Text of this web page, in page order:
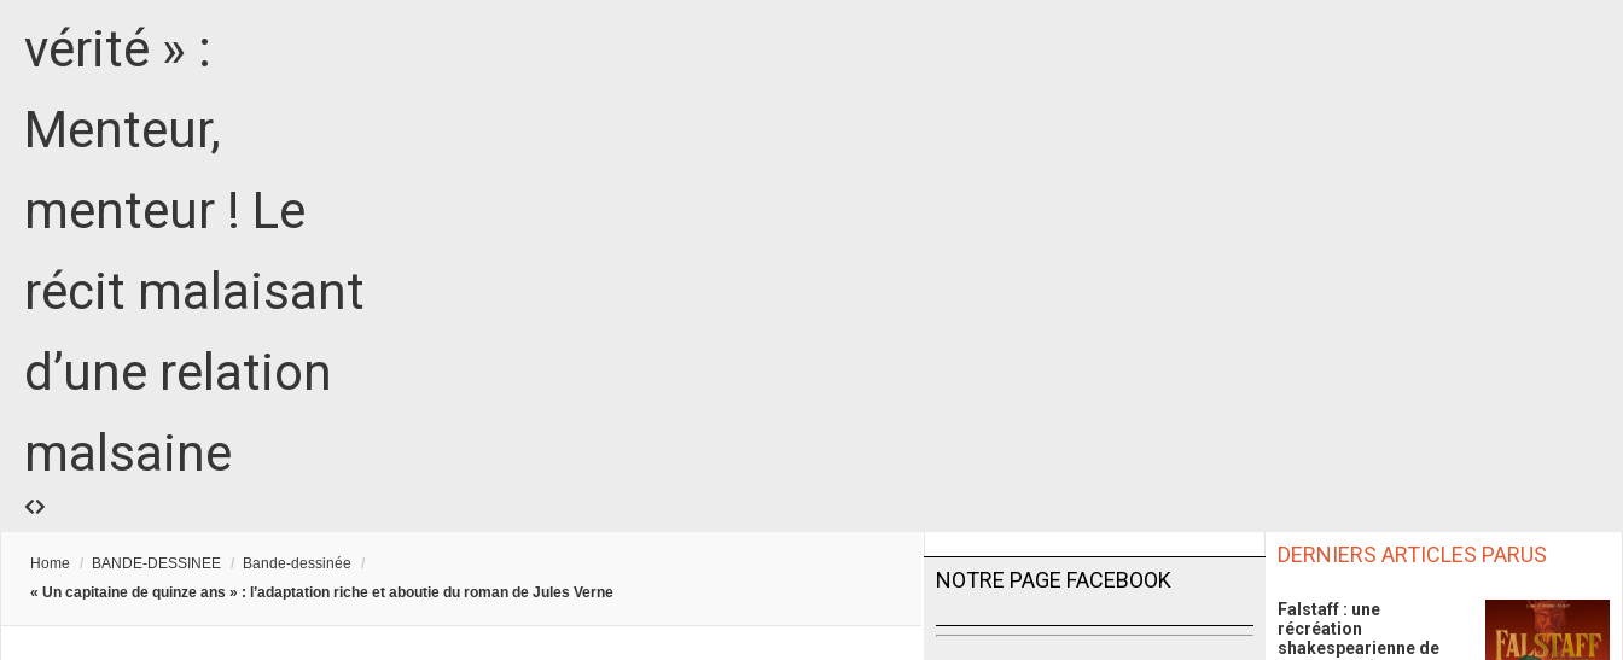
vérité » :
Menteur,
menteur ! Le
récit malaisant
d’une relation
malsaine
Home / BANDE-DESSINEE / Bande-dessinée
/
« Un capitaine de quinze ans » : l’adaptation riche et aboutie du roman de Jules Verne
NOTRE PAGE FACEBOOK
DERNIERS ARTICLES PARUS
Falstaff : une
récréation
shakespearienne de